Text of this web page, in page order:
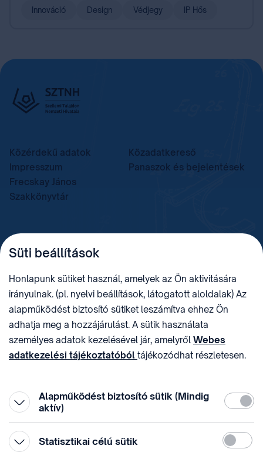
Innováció Design Védjegy IP Hős
Közérdekű adatok
Közadatkereső
Impresszum
Panaszok és bejelentések
Frecskay János
Szakkönyvtár
TELEFON
+36 (1) 312 4400
sztnh@hipo.gov.hu 15311746-2-42
CÍM
1081 Budapest II. János
Pál pápa tér 7.
HIVATAL RÖVID NEVE
SZTNHOPS, KRID:
174434905
KÖZÖSSÉGI MÉDIA
Süti beállítások
Honlapunk sütiket használ, amelyek az Ön aktivitására
irányulnak. (pl. nyelvi beállítások, látogatott aloldalak) Az
alapműködést biztosító sütiket leszámítva ehhez Ön
adhatja meg a hozzájárulást. A sütik használata
személyes adatok kezelésével jár, amelyről Webes
adatkezelési tájékoztatóból tájékozódhat részletesen.
Alapműködést biztosító sütik (Mindig
aktív)
Statisztikai célú sütik